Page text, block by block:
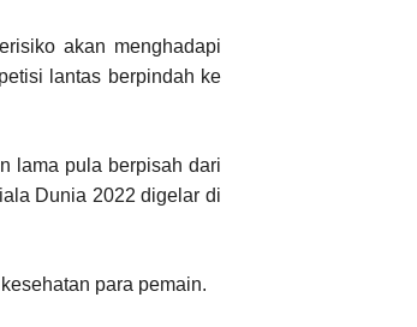
akan menghadapi
lantas berpindah ke
lama pula berpisah dari
Dunia 2022 digelar di
para pemain.